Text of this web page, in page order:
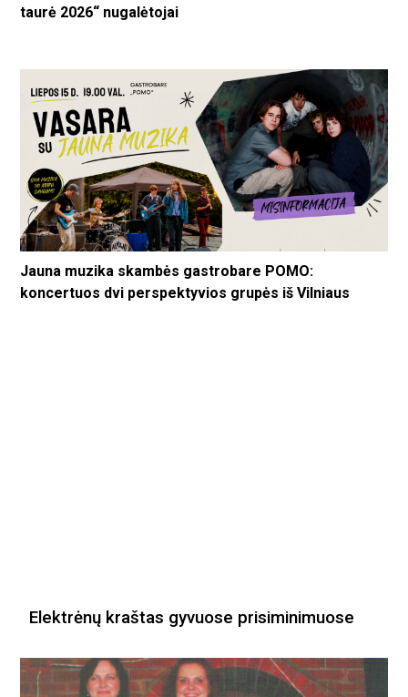
taurė 2026“ nugalėtojai
Jauna muzika skambės gastrobare POMO:
koncertuos dvi perspektyvios grupės iš Vilniaus
Elektrėnų kraštas gyvuose prisiminimuose